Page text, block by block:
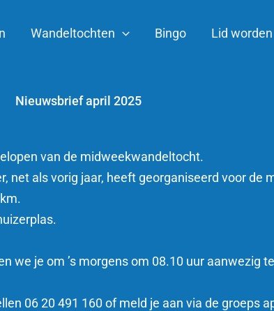
Wandeltochten Bingo Lid worden
Nieuwsbrief april 2025
van de midweekwandeltocht.
net als vorig jaar, heeft georganiseerd voor de
we je om ’s morgens om 08.10 uur aanwezig
06 20 491 160 of meld je aan via de groeps